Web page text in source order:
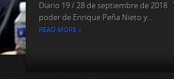
Diario 19 / 28 de septiembre de 2018
poder de Enrique Peña Nieto y...
READ MORE »